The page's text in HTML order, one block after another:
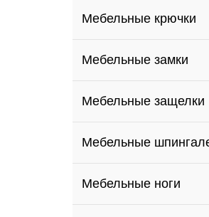
Мебельные крючки
Мебельные замки
Мебельные защелки
Мебельные
Мебельные ноги